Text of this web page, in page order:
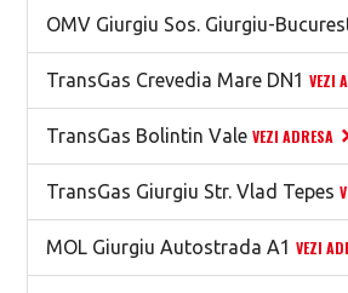
OMV Giurgiu Sos. Giurgiu-
TransGas Crevedia Mare DN1 VEZI
TransGas Bolintin Vale VEZI ADRESA
TransGas Giurgiu Str. Vlad Tepes
MOL Giurgiu Autostrada A1 VEZI